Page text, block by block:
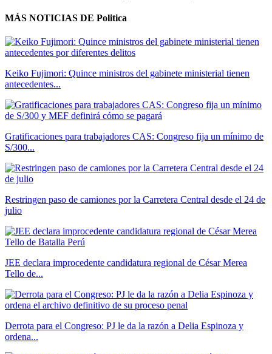
MÁS NOTICIAS DE Politica
Keiko Fujimori: Quince ministros del gabinete ministerial tienen
antecedentes...
Gratificaciones para trabajadores CAS: Congreso fija un mínimo de
S/300...
Restringen paso de camiones por la Carretera Central desde el 24 de
julio
JEE declara improcedente candidatura regional de César Merea
Tello de...
Derrota para el Congreso: PJ le da la razón a Delia Espinoza y
ordena...